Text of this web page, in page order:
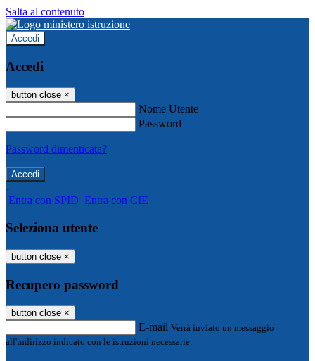
Salta al contenuto
Accedi
Accedi
button close ×
Nome Utente
Password
Password dimenticata?
-
Entra con SPID Entra con CIE
Seleziona utente
button close ×
Recupero password
button close ×
E-mail Verrà inviato un messaggio
all'indirizzo indicato con le istruzioni necessarie.